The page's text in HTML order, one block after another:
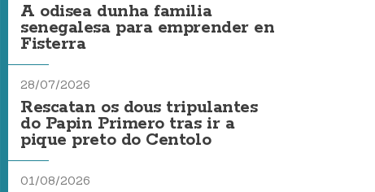
A odisea dunha familia
senegalesa para emprender en
Fisterra
28/07/2026
Rescatan os dous tripulantes
do Papin Primero tras ir a
pique preto do Centolo
01/08/2026